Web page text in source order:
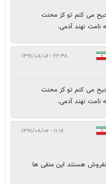
می کنم تو کز محنت
نهند آدمی.
۲۲:۳۸ - ۱۳۹۱/۰۸/۰۶
می کنم تو کز محنت
نهند آدمی.
۱۱:۱۶ - ۱۳۹۱/۰۸/۰۷
هستند این منفی ها